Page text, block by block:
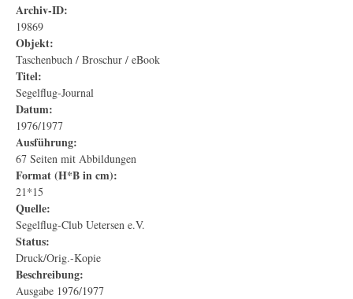
Archiv-ID:
19869
Objekt:
Taschenbuch / Broschur / eBook
Titel:
Segelflug-Journal
Datum:
1976/1977
Ausführung:
67 Seiten mit Abbildungen
Format (H*B in cm):
21*15
Quelle:
Segelflug-Club Uetersen e.V.
Status:
Druck/Orig.-Kopie
Beschreibung:
Ausgabe 1976/1977